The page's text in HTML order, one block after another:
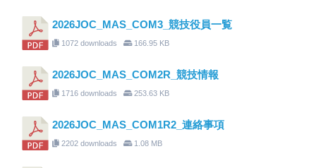
2026JOC_MAS_COM3_競技役員一覧
1072 downloads 166.95 KB
2026JOC_MAS_COM2R_競技情報
1716 downloads 253.63 KB
2026JOC_MAS_COM1R2_連絡事項
2202 downloads 1.08 MB